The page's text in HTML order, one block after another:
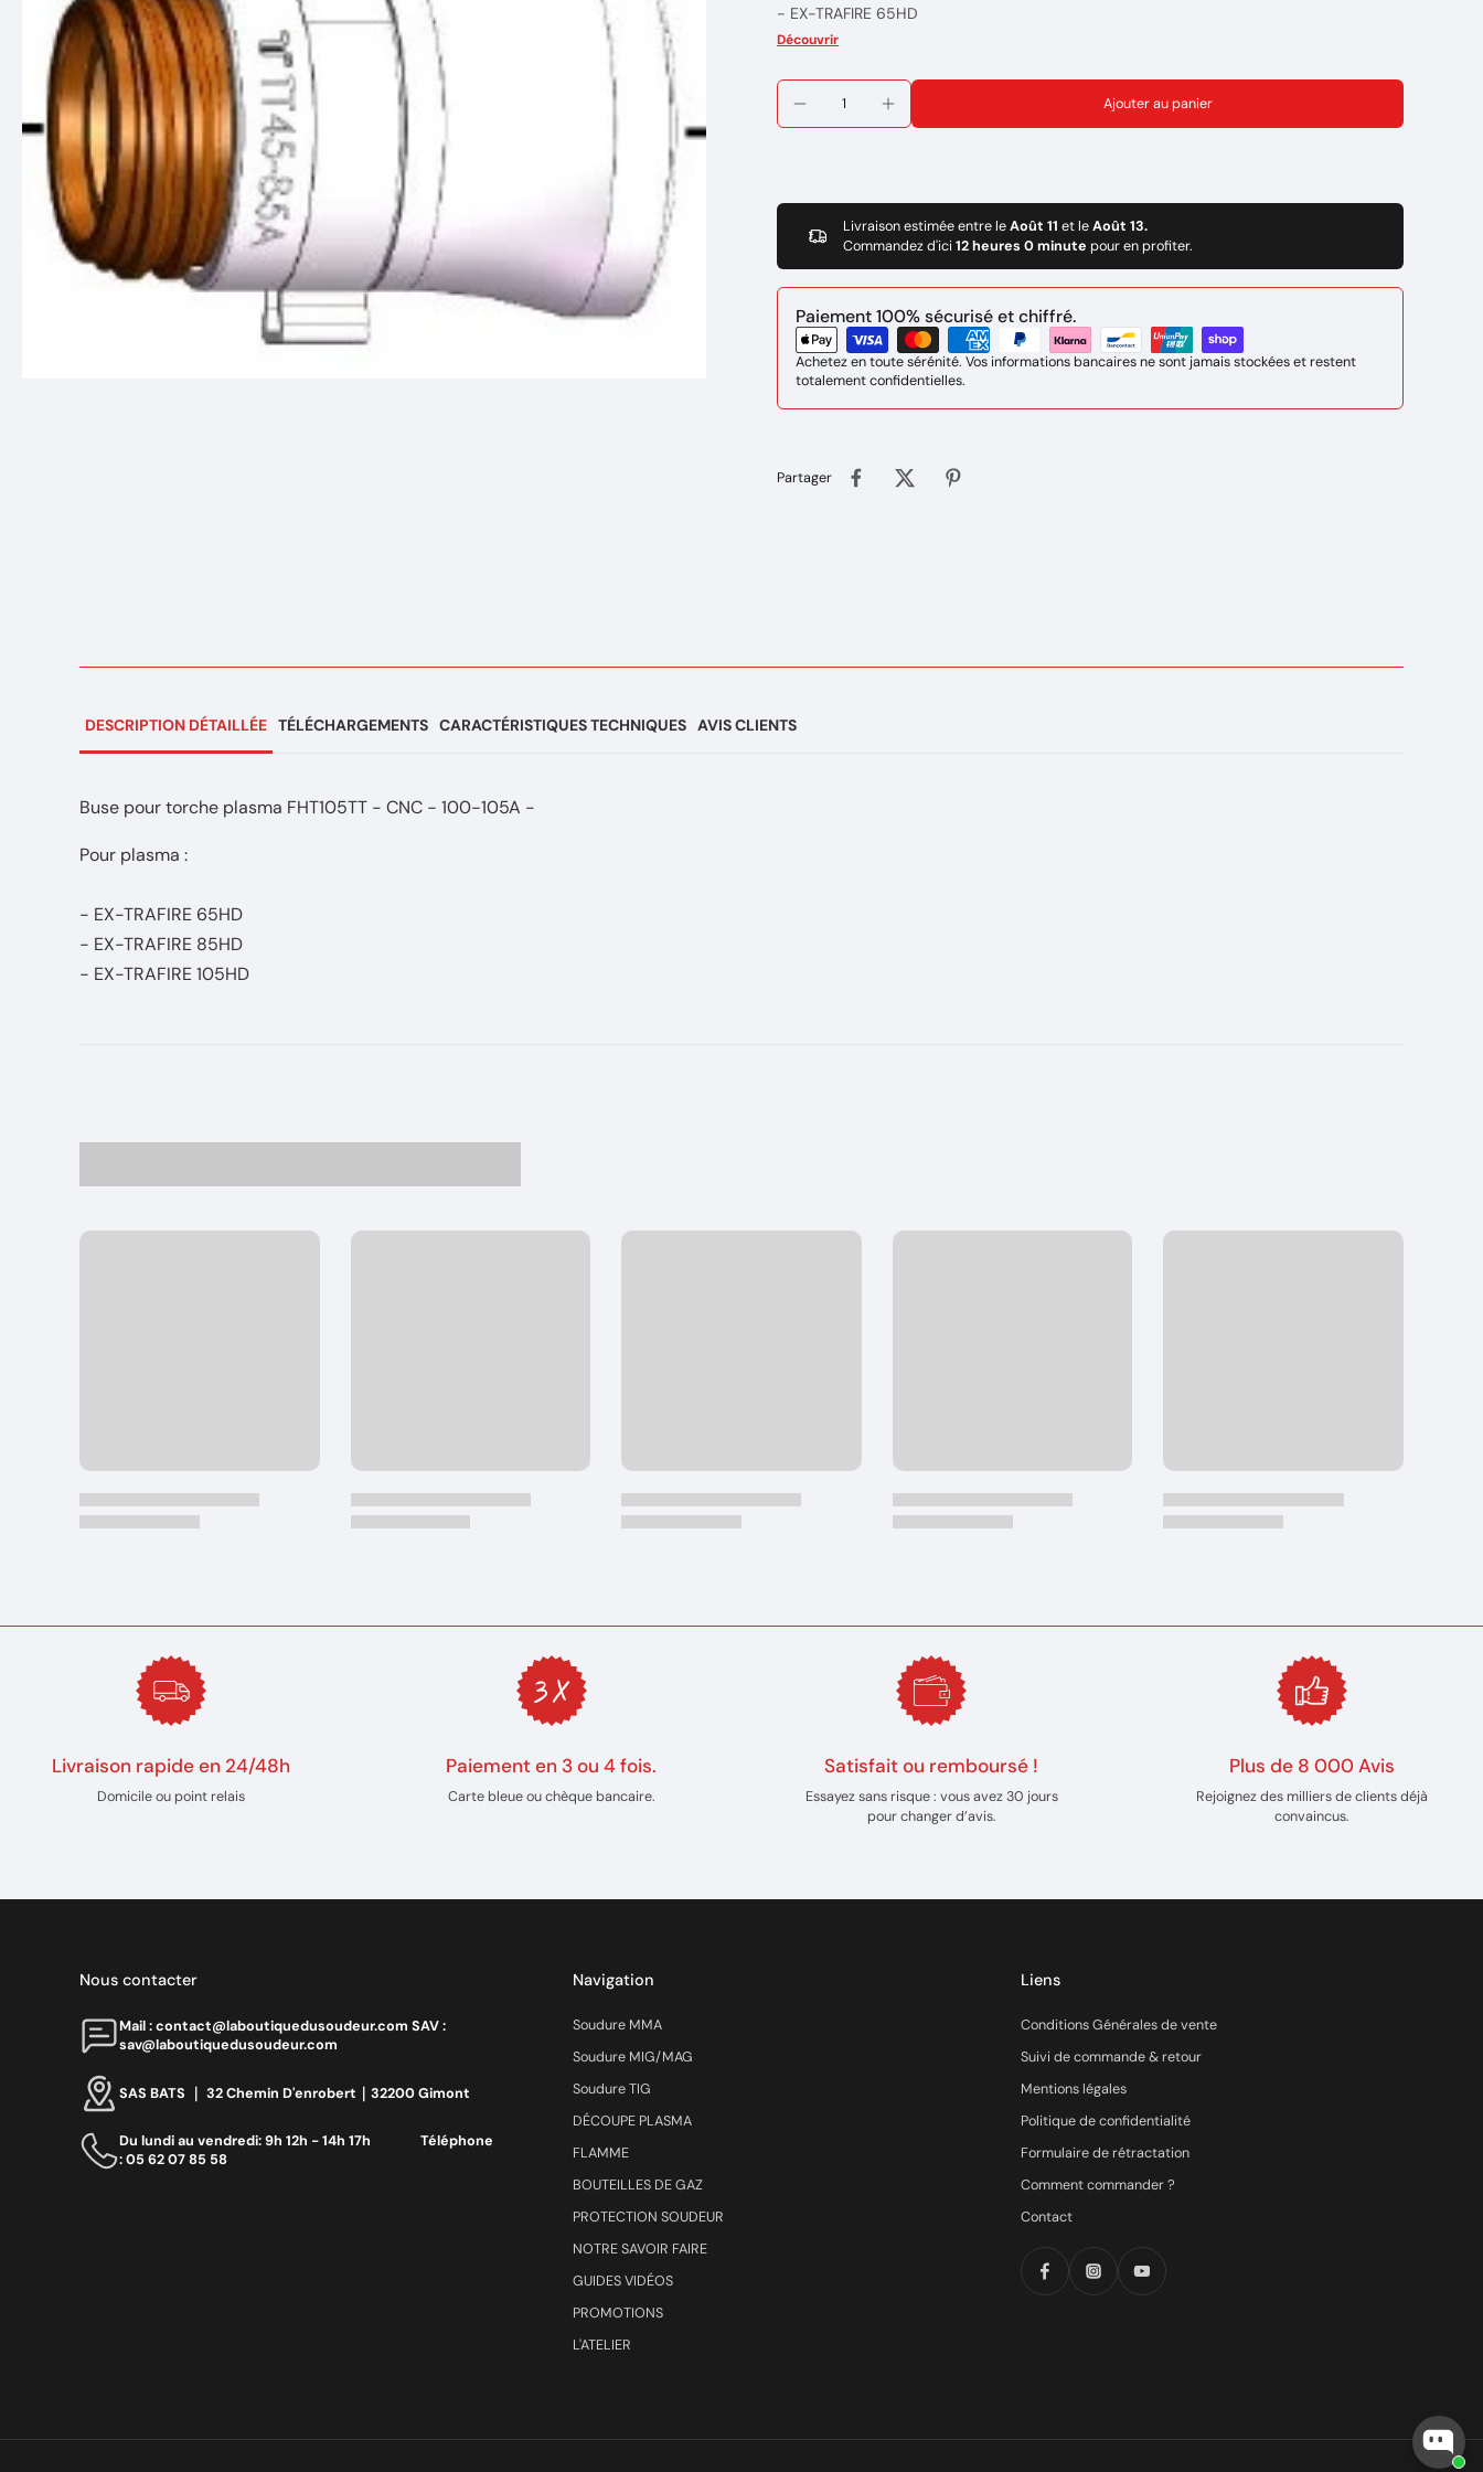
- EX-TRAFIRE 65HD
- EX-TRAFIRE 85HD
Marque : THERMACUT
Réference : EX-5-415-053
Découvrir
Ajouter au panier
Livraison estimée entre leAoût 11 et leAoût 13.
Commandez d'ici12 heures 0 minute pour en profiter.
Paiement 100% sécurisé et chiffré.
Achetez en toute sérénité. Vos informations bancaires ne sont jamais stockées et restent
totalement confidentielles.
Partager
DESCRIPTION DÉTAILLÉE TÉLÉCHARGEMENTS CARACTÉRISTIQUES TECHNIQUES AVIS CLIENTS
Buse pour torche plasma FHT105TT - CNC - 100-105A -
Pour plasma :
- EX-TRAFIRE 65HD
- EX-TRAFIRE 85HD
- EX-TRAFIRE 105HD
Livraison rapide en 24/48h
Domicile ou point relais
Paiement en 3 ou 4 fois.
Carte bleue ou chèque bancaire.
Satisfait ou remboursé !
Essayez sans risque : vous avez 30 jours
pour changer d’avis.
Plus de 8 000 Avis
Rejoignez des milliers de clients déjà
convaincus.
Nous contacter
Mail : contact@laboutiquedusoudeur.comㅤㅤㅤㅤ SAV :
sav@laboutiquedusoudeur.com
SAS BATS ｜ 32 Chemin D'enrobert｜32200 Gimont
Du lundi au vendredi: 9h 12h - 14h 17h ‎ ‎ ‎ ‎ ‎ ‎ ‎ ‎ ‎ ‎ ‎ ‎ ‎ ‎‎ Téléphone
: 05 62 07 85 58
Navigation
Soudure MMA
Soudure MIG/MAG
Soudure TIG
DÉCOUPE PLASMA
FLAMME
BOUTEILLES DE GAZ
PROTECTION SOUDEUR
NOTRE SAVOIR FAIRE
GUIDES VIDÉOS
PROMOTIONS
L'ATELIER
Liens
Conditions Générales de vente
Suivi de commande & retour
Mentions légales
Politique de confidentialité
Formulaire de rétractation
Comment commander ?
Contact